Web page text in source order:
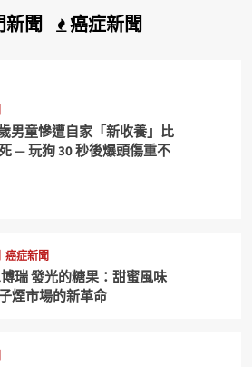
聞 癌症新聞
男童慘遭自家「新收養」比
— 玩狗 30 秒後爆頭傷重不
癌症新聞
博瑞 發光的糖果：甜蜜風味
煙市場的新革命